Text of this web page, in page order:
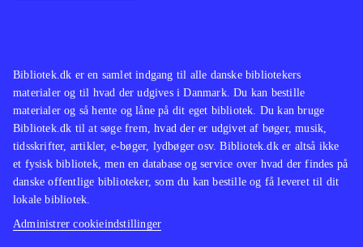
Bibliotek.dk er en samlet indgang til alle danske bibliotekers
materialer og til hvad der udgives i Danmark. Du kan bestille
materialer og så hente og låne på dit eget bibliotek. Du kan bruge
Bibliotek.dk til at søge frem, hvad der er udgivet af bøger, musik,
tidsskrifter, artikler, e-bøger, lydbøger osv. Bibliotek.dk er altså ikke
et fysisk bibliotek, men en database og service over hvad der findes på
danske offentlige biblioteker, som du kan bestille og få leveret til dit
lokale bibliotek.
Administrer cookieindstillinger